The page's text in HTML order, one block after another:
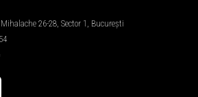
26-28, Sector 1, București